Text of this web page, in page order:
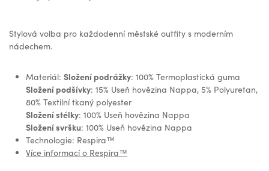
Stylová volba pro každodenní městské outfity s moderním
nádechem.
Materiál: Složení podrážky: 100% Termoplastická guma
Složení podšívky: 15% Useň hovězina Nappa, 5% Polyuretan,
80% Textilní tkaný polyester
Složení stélky: 100% Useň hovězina Nappa
Složení svršku: 100% Useň hovězina Nappa
Technologie: Respira™
Více informací o Respira™